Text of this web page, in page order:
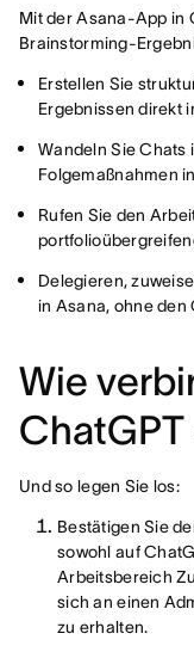
Mit der Asana-App in
Brainstorming-
Erstellen Sie
Ergebnissen direkt
Wandeln Sie Chats
Folgemaßnahmen
Rufen Sie den
Delegieren,
in Asana, ohne
Wie
ChatGPT
Und so legen Sie los:
Bestätigen Sie
sowohl auf
Arbeitsbereich
sich an einen
zu erhalten.